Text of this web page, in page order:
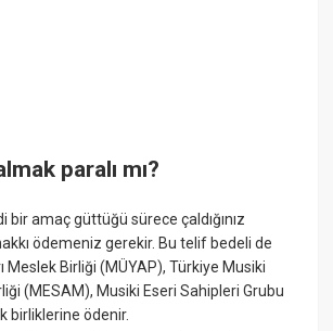
paralı mı?
amaç güttüğü sürece çaldığınız
ödemeniz gerekir. Bu telif bedeli de
Meslek Birliği (MÜYAP), Türkiye Musiki
(MESAM), Musiki Eseri Sahipleri Grubu
birliklerine ödenir.